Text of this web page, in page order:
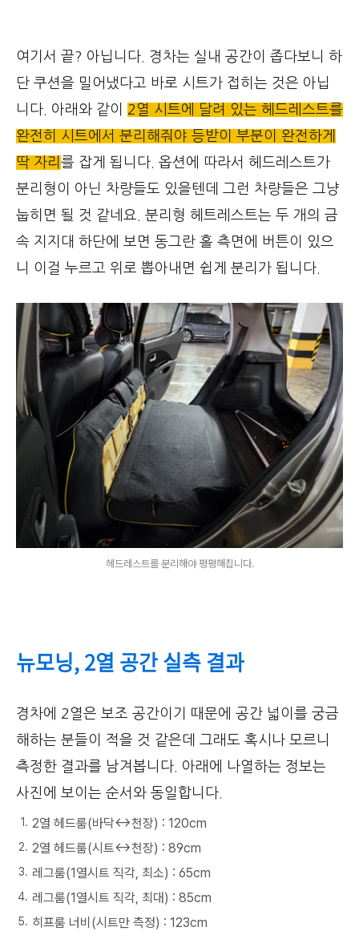
여기서 끝? 아닙니다. 경차는 실내 공간이 좁다보니 하
단 쿠션을 밀어냈다고 바로 시트가 접히는 것은 아닙
니다. 아래와 같이
2열 시트에 달려 있는 헤드레스트를
완전히 시트에서 분리해줘야 등받이 부분이 완전하게
딱 자리 를 잡게 됩니다. 옵션에 따라서 헤드레스트가
분리형이 아닌 차량들도 있을텐데 그런 차량들은 그냥
눕히면 될 것 같네요. 분리형 헤트레스트는 두 개의 금
속 지지대 하단에 보면 동그란 홀 측면에 버튼이 있으
니 이걸 누르고 위로 뽑아내면 쉽게 분리가 됩니다.
헤드레스트를 분리해야 평평해집니다.
뉴모닝, 2열 공간 실측 결과
경차에 2열은 보조 공간이기 때문에 공간 넓이를 궁금
해하는 분들이 적을 것 같은데 그래도 혹시나 모르니
측정한 결과를 남겨봅니다. 아래에 나열하는 정보는
사진에 보이는 순서와 동일합니다.
2열 헤드룸(바닥↔천장) : 120cm
2열 헤드룸(시트↔천장) : 89cm
레그룸(1열시트 직각, 최소) : 65cm
레그룸(1열시트 직각, 최대) : 85cm
히프룸 너비(시트만 측정) : 123cm